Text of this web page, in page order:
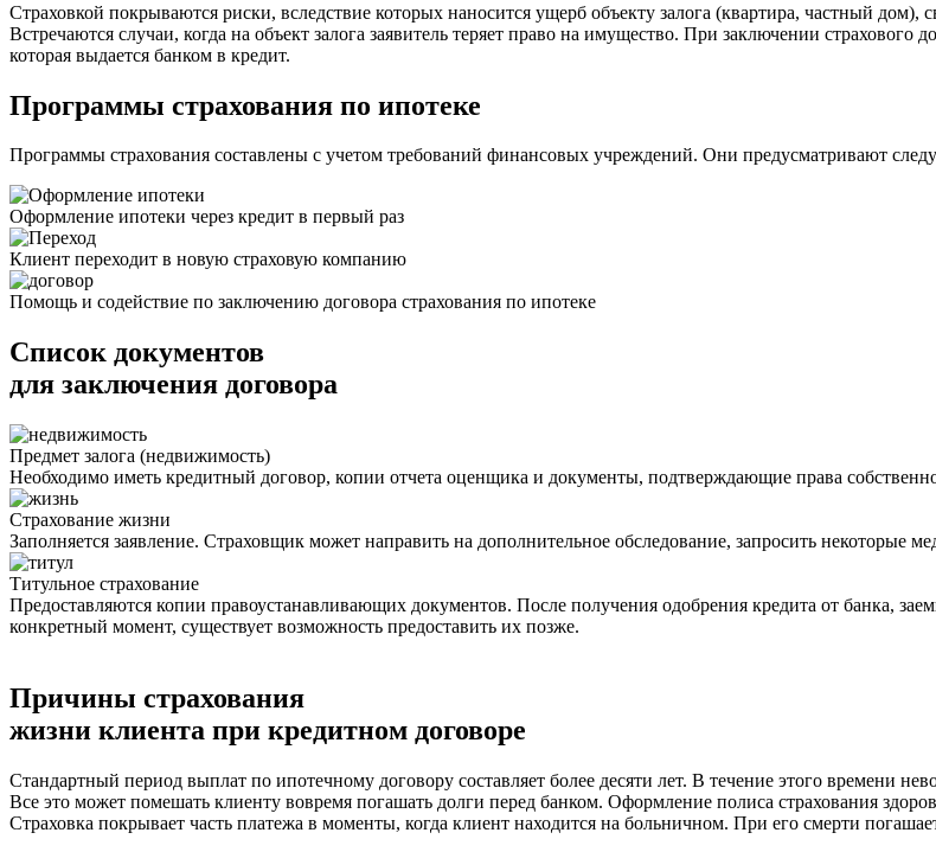
Страховкой покрываются риски, вследствие которых наносится ущерб объекту залога (квартира, частный
Встречаются случаи, когда на объект залога заявитель теряет право на имущество. При заключении
которая выдается банком в кредит.
Программы страхования по ипотеке
Программы страхования составлены с учетом требований финансовых учреждений. Они предусматривают
Оформление ипотеки через кредит в первый раз
Клиент переходит в новую страховую компанию
Помощь и содействие по заключению договора страхования по ипотеке
Список документов
для заключения договора
Предмет залога (недвижимость)
Необходимо иметь кредитный договор, копии отчета оценщика и документы, подтверждающие права
Страхование жизни
Заполняется заявление. Страховщик может направить на дополнительное обследование, запросить некоторые
Титульное страхование
Предоставляются копии правоустанавливающих документов. После получения одобрения кредита от банка,
конкретный момент, существует возможность предоставить их позже.
Причины страхования
жизни клиента при кредитном договоре
Стандартный период выплат по ипотечному договору составляет более десяти лет. В течение этого времени
Все это может помешать клиенту вовремя погашать долги перед банком. Оформление полиса страхования
Страховка покрывает часть платежа в моменты, когда клиент находится на больничном. При его смерти